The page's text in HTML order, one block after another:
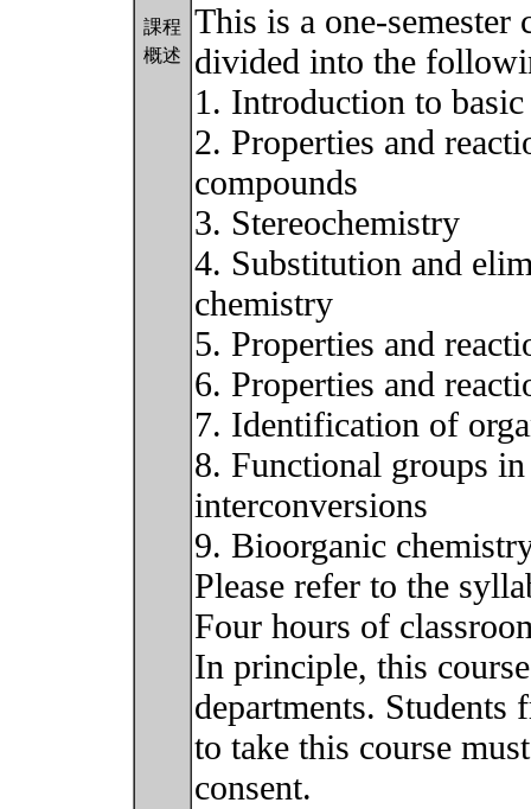
課程
概述
This is a one-semester
divided into the
1. Introduction to
2. Properties and
compounds
3. Stereochemistry
4. Substitution and
chemistry
5. Properties and
6. Properties and
7. Identification of
8. Functional groups
interconversions
9. Bioorganic
Please refer to the
Four hours of
In principle, this
departments.
to take this course
consent.